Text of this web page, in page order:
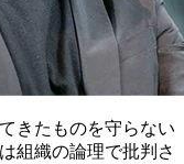
きたものを守らない
組織の論理で批判さ